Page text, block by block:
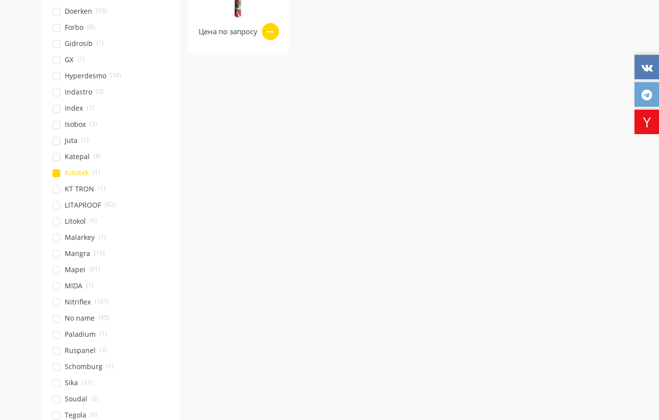
Doerken (10)
Forbo (6)
Gidrosib (1)
GX (1)
Hyperdesmo (18)
Indastro (2)
Index (1)
Isobox (3)
Juta (1)
Katepal (8)
Kolotek (1)
KT TRON (1)
LITAPROOF (62)
Litokol (6)
Malarkey (1)
Mangra (16)
Mapei (81)
MIDA (1)
Nitriflex (107)
No name (45)
Paladium (1)
Ruspanel (3)
Schomburg (1)
Sika (25)
Soudal (2)
Tegola (6)
Цена по запросу